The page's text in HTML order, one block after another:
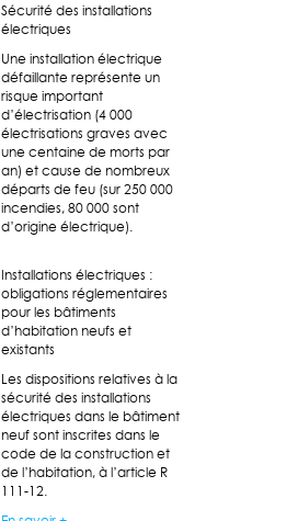
Sécurité des installations
électriques
Une installation électrique
défaillante représente un
risque important
d’électrisation (4 000
électrisations graves avec
une centaine de morts par
an) et cause de nombreux
départs de feu (sur 250 000
incendies, 80 000 sont
d’origine électrique).
Installations électriques :
obligations réglementaires
pour les bâtiments
d’habitation neufs et
existants
Les dispositions relatives à la
sécurité des installations
électriques dans le bâtiment
neuf sont inscrites dans le
code de la construction et
de l’habitation, à l’article R
111-12.